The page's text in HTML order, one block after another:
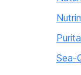
Sea-